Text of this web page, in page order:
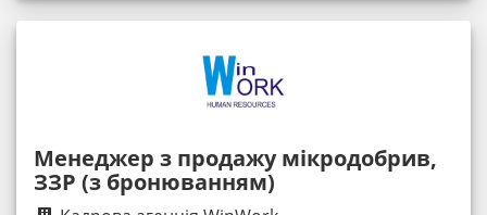
Менеджер з продажу мікродобрив,
ЗЗР (з бронюванням)